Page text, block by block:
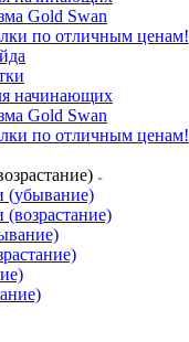
Gold Swan
по отличным ценам!
начинающих
Gold Swan
по отличным ценам!
(убывание)